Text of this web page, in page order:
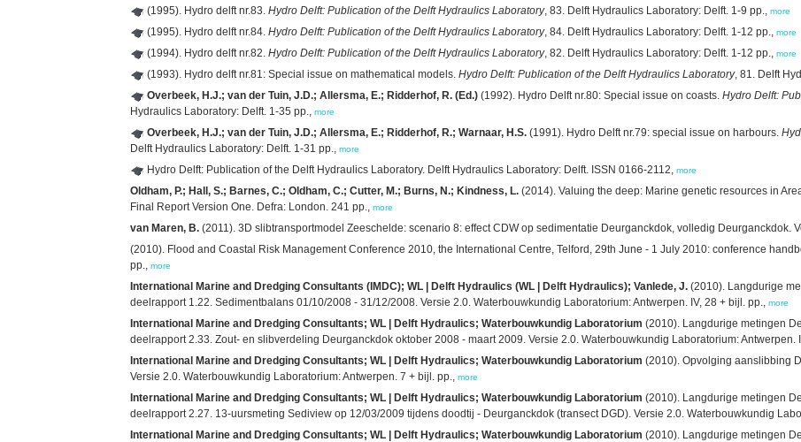
(1995). Hydro delft nr.83. Hydro Delft: Publication of the Delft Hydraulics Laboratory, 83. Delft Hydraulics Laboratory: Delft. 1-9 pp., more
(1995). Hydro delft nr.84. Hydro Delft: Publication of the Delft Hydraulics Laboratory, 84. Delft Hydraulics Laboratory: Delft. 1-12 pp., more
(1994). Hydro delft nr.82. Hydro Delft: Publication of the Delft Hydraulics Laboratory, 82. Delft Hydraulics Laboratory: Delft. 1-12 pp., more
(1993). Hydro delft nr.81: Special issue on mathematical models. Hydro Delft: Publication of the Delft Hydraulics Laboratory, 81. Delft
Overbeek, H.J.; van der Tuin, J.D.; Allersma, E.; Ridderhof, R. (Ed.) (1992). Hydro Delft nr.80: Special issue on coasts. Hydro Delft:
Hydraulics Laboratory: Delft. 1-35 pp., more
Overbeek, H.J.; van der Tuin, J.D.; Allersma, E.; Ridderhof, R.; Warnaar, H.S. (1991). Hydro Delft nr.79: special issue on harbours.
Delft Hydraulics Laboratory: Delft. 1-31 pp., more
Hydro Delft: Publication of the Delft Hydraulics Laboratory. Delft Hydraulics Laboratory: Delft. ISSN 0166-2112, more
Oldham, P.; Hall, S.; Barnes, C.; Oldham, C.; Cutter, M.; Burns, N.; Kindness, L. (2014). Valuing the deep: Marine genetic resources in
Final Report Version One. Defra: London. 241 pp., more
van Maren, B. (2011). 3D slibtransportmodel Zeeschelde: scenario 8: effect CDW op sedimentatie Deurganckdok, volledig Deurganckdok.
(2010). Flood and Coastal Risk Management Conference 2010, the International Centre, Telford, 29th June - 1 July 2010: conference
pp., more
International Marine and Dredging Consultants (IMDC); WL | Delft Hydraulics (WL | Delft Hydraulics); Vanlede, J. (2010). Langdurige
deelrapport 1.22. Sedimentbalans 01/10/2008 - 31/12/2008. Versie 2.0. Waterbouwkundig Laboratorium: Antwerpen. IV, 28 + bijl. pp., more
International Marine and Dredging Consultants; WL | Delft Hydraulics; Waterbouwkundig Laboratorium (2010). Langdurige metingen
deelrapport 2.33. Zout- en slibverdeling Deurganckdok oktober 2008 - maart 2009. Versie 2.0. Waterbouwkundig Laboratorium: Antwerpen.
International Marine and Dredging Consultants; WL | Delft Hydraulics; Waterbouwkundig Laboratorium (2010). Opvolging aanslibbing
Versie 2.0. Waterbouwkundig Laboratorium: Antwerpen. 7 + bijl. pp., more
International Marine and Dredging Consultants; WL | Delft Hydraulics; Waterbouwkundig Laboratorium (2010). Langdurige metingen
deelrapport 2.27. 13-uursmeting Sediview op 12/03/2009 tijdens doodtij - Deurganckdok (transect DGD). Versie 2.0. Waterbouwkundig
International Marine and Dredging Consultants; WL | Delft Hydraulics; Waterbouwkundig Laboratorium (2010). Langdurige metingen